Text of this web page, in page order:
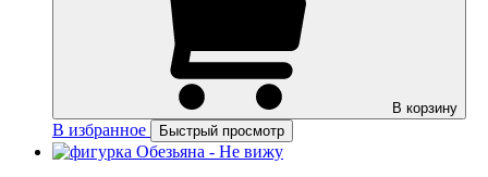
В корзину
В избранное Быстрый просмотр